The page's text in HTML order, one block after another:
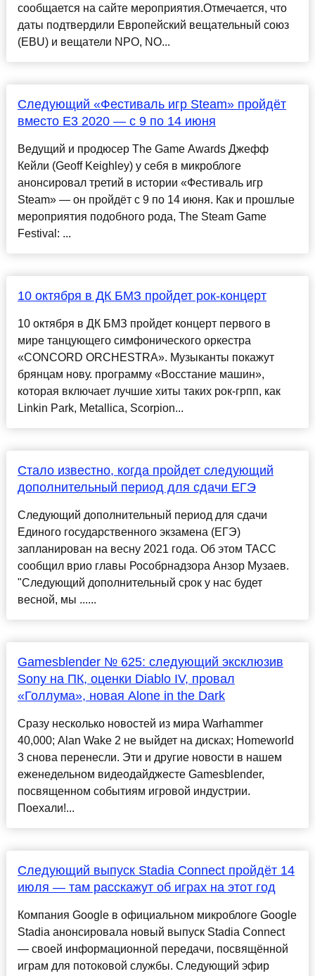
сообщается на сайте мероприятия.Отмечается, что
даты подтвердили Европейский вещательный союз
(EBU) и вещатели NPO, NO...
Следующий «Фестиваль игр Steam» пройдёт
вместо E3 2020 — с 9 по 14 июня
Ведущий и продюсер The Game Awards Джефф
Кейли (Geoff Keighley) у себя в микроблоге
анонсировал третий в истории «Фестиваль игр
Steam» — он пройдёт с 9 по 14 июня. Как и прошлые
мероприятия подобного рода, The Steam Game
Festival: ...
10 октября в ДК БМЗ пройдет рок-концерт
10 октября в ДК БМЗ пройдет концерт первого в
мире танцующего симфонического оркестра
«CONCORD ORCHESTRA». Музыканты покажут
брянцам нову. программу «Восстание машин»,
которая включает лучшие хиты таких рок-грпп, как
Linkin Park, Metallica, Scorpion...
Стало известно, когда пройдет следующий
дополнительный период для сдачи ЕГЭ
Следующий дополнительный период для сдачи
Единого государственного экзамена (ЕГЭ)
запланирован на весну 2021 года. Об этом ТАСС
сообщил врио главы Рособрнадзора Анзор Музаев.
"Следующий дополнительный срок у нас будет
весной, мы ......
Gamesblender № 625: следующий эксклюзив
Sony на ПК, оценки Diablo IV, провал
«Голлума», новая Alone in the Dark
Сразу несколько новостей из мира Warhammer
40,000; Alan Wake 2 не выйдет на дисках; Homeworld
3 снова перенесли. Эти и другие новости в нашем
еженедельном видеодайджесте Gamesblender,
посвященном событиям игровой индустрии.
Поехали!...
Следующий выпуск Stadia Connect пройдёт 14
июля — там расскажут об играх на этот год
Компания Google в официальном микроблоге Google
Stadia анонсировала новый выпуск Stadia Connect
— своей информационной передачи, посвящённой
играм для потоковой службы. Следующий эфир